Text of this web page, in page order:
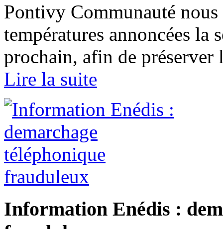
Pontivy Communauté
températures annoncées la
prochain, afin de préserver
Lire la suite
Information Enédis :